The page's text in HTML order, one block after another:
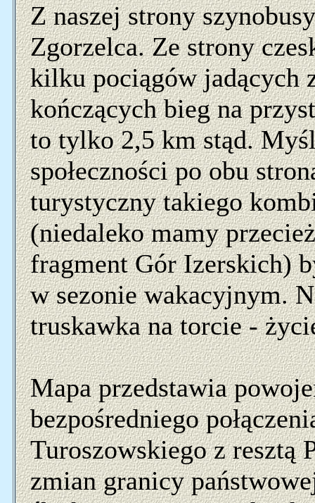
Z naszej strony
Zgorzelca. Ze strony
kilku pociągów jadących
kończących bieg na
to tylko 2,5 km stąd.
społeczności po obu
turystyczny takiego
(niedaleko mamy
fragment Gór Izerskich)
w sezonie wakacyjnym.
truskawka na torcie -
Mapa przedstawia
bezpośredniego
Turoszowskiego z resztą
zmian granicy